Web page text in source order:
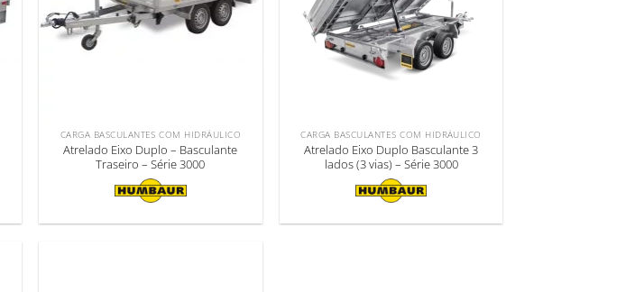
CARGA BASCULANTES COM HIDRÁULICO
Atrelado Eixo Duplo – Basculante
Traseiro – Série 3000
CARGA BASCULANTES COM HIDRÁULICO
Atrelado Eixo Duplo Basculante 3
lados (3 vias) – Série 3000